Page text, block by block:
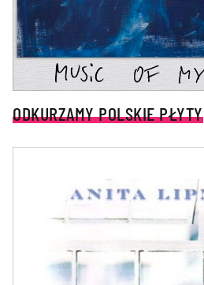
ODKURZAMY POLSKIE PŁYTY